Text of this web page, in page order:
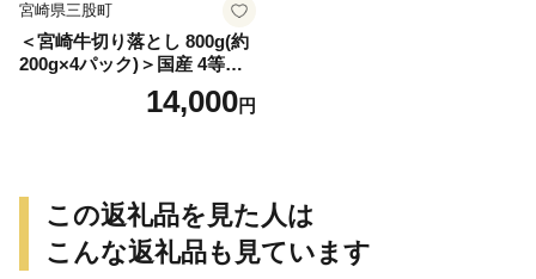
宮崎県三股町
＜宮崎牛切り落とし 800g(約
200g×4パック)＞国産 4等級
以上 A5ランク A4ランク 1キ
ロ 黒毛和牛 牛肉 霜降り ギフ
セット 詰め合わせ 個包装
【MI196-hr】【肉の豊楽】
14,000円
この返礼品を見た人は
こんな返礼品も見ています